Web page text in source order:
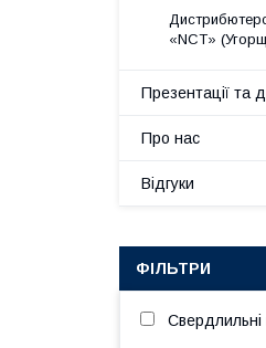
«NСТ»
Презентації та
Про нас
Відгуки
ФІЛЬТРИ
Свердлильні